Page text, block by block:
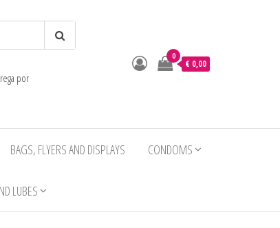
por
0
€ 0,00
BAGS, FLYERS AND DISPLAYS CONDOMS
LUBES